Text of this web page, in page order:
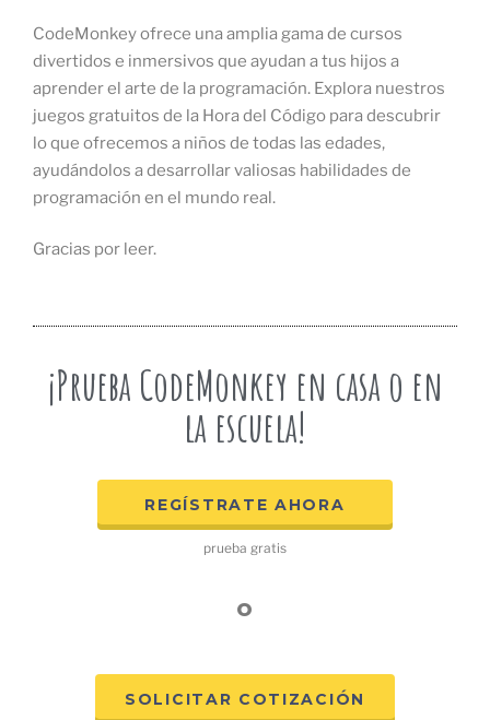
CodeMonkey ofrece una amplia gama de cursos
divertidos e inmersivos que ayudan a tus hijos a
aprender el arte de la programación. Explora nuestros
juegos gratuitos de la Hora del Código para descubrir
lo que ofrecemos a niños de todas las edades,
ayudándolos a desarrollar valiosas habilidades de
programación en el mundo real.
Gracias por leer.
¡Prueba CodeMonkey en casa o en
la escuela!
REGÍSTRATE AHORA
prueba gratis
o
SOLICITAR COTIZACIÓN